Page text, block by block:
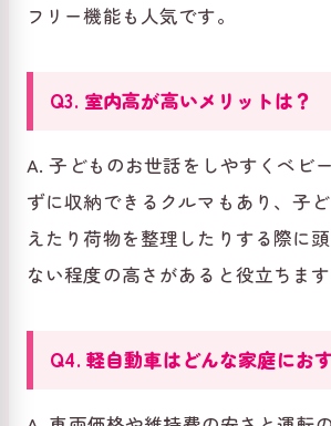
フリー機能も人気です。
Q3. 室内高が高いメリットは？
A. 子どものお世話をしやすくベビ
ずに収納できるクルマもあり、子
えたり荷物を整理したりする際に
ない程度の高さがあると役立ちます
Q4. 軽自動車はどんな家庭にお